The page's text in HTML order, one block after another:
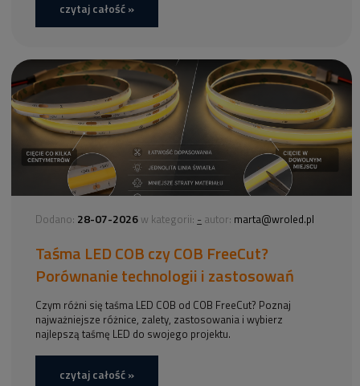
czytaj całość »
Dodano: 28-07-2026 w kategorii: - autor: marta@wroled.pl
Taśma LED COB czy COB FreeCut?
Porównanie technologii i zastosowań
Czym różni się taśma LED COB od COB FreeCut? Poznaj
najważniejsze różnice, zalety, zastosowania i wybierz
najlepszą taśmę LED do swojego projektu.
czytaj całość »